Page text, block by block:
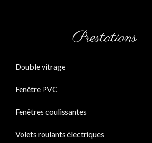
Prestations
Double vitrage
Fenêtre PVC
Fenêtres coulissantes
Volets roulants électriques